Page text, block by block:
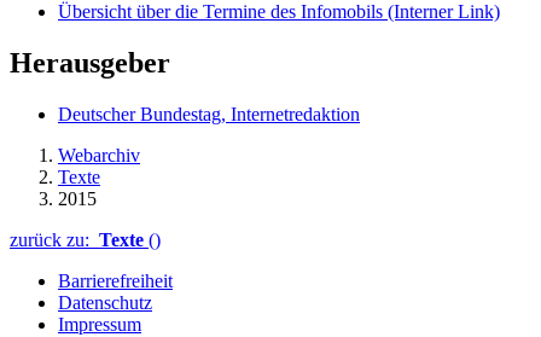
Übersicht über die Termine des Infomobils (Interner Link)
Herausgeber
Deutscher Bundestag, Internetredaktion
Webarchiv
Texte
2015
zurück zu: Texte ()
Barrierefreiheit
Datenschutz
Impressum